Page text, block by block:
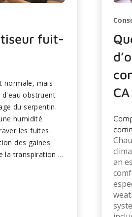
fuit-
normale, mais
d'eau obstruent
du serpentin.
humidité
les fuites.
des gaines
la transpiration à
CA
an